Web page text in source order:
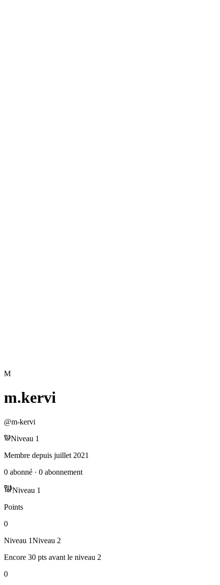
M
m.kervi
@m-kervi
Niveau 1
Membre depuis juillet 2021
0 abonné · 0 abonnement
Niveau 1
Points
0
Niveau 1Niveau 2
Encore 30 pts avant le niveau 2
0